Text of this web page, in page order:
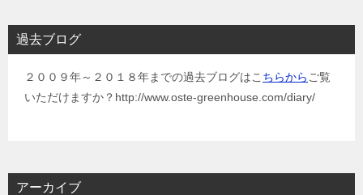
過去ブログ
２００９年～２０１８年までの過去ブログはこ ちらから ご覧
いただけますか？http://www.oste-greenhouse.com/diary/
アーカイブ